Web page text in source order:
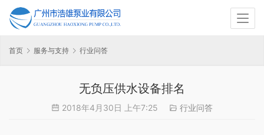
首页 服务与支持 行业问答
无负压供水设备排名
2018年4月30日 上午7:25 行业问答